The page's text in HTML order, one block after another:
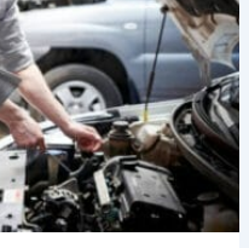
الدمام
–
الخبر